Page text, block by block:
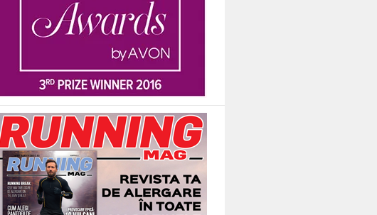
de mult incat a vrut sa ma aiba mereu alaturi de el. Oricum, totul e bine cand se